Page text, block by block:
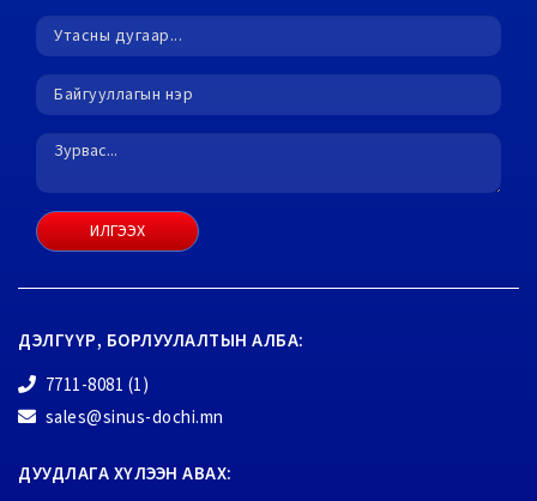
ИЛГЭЭХ
ДЭЛГҮҮР, БОРЛУУЛАЛТЫН АЛБА:
7711-8081 (1)
sales@sinus-dochi.mn
ДУУДЛАГА ХҮЛЭЭН АВАХ: